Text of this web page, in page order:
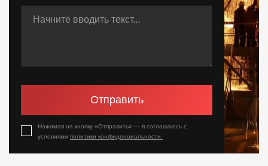
Отправить
Нажимая на кнопку «Отправить» — я соглашаюсь с
условиями политики конфиденциальности.